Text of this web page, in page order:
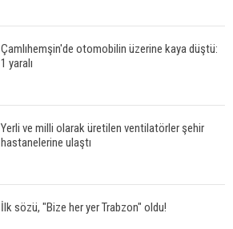
Çamlıhemşin'de otomobilin üzerine kaya düştü:
1 yaralı
Yerli ve milli olarak üretilen ventilatörler şehir
hastanelerine ulaştı
İlk sözü, "Bize her yer Trabzon" oldu!